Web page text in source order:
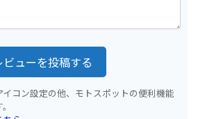
ビューを投稿する
コン設定の他、モトスポットの便利機能